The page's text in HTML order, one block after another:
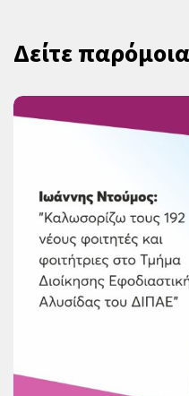
Δείτε παρόμοια